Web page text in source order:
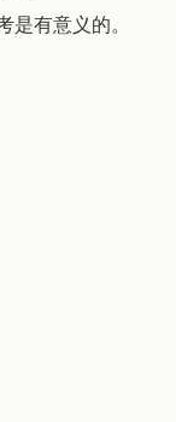
有意义的。